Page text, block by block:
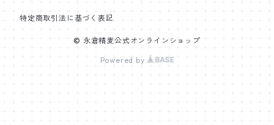
特定商取引法に基づく表記
© 永倉精麦公式オンラインショップ
Powered by